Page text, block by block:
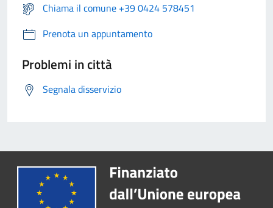
Chiama il comune +39 0424 578451
Prenota un appuntamento
Problemi in città
Segnala disservizio